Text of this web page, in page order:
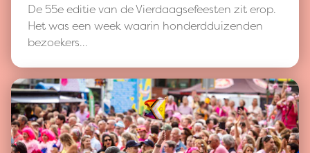
De 55e editie van de Vierdaagsefeesten zit erop.
Het was een week waarin honderdduizenden
bezoekers…